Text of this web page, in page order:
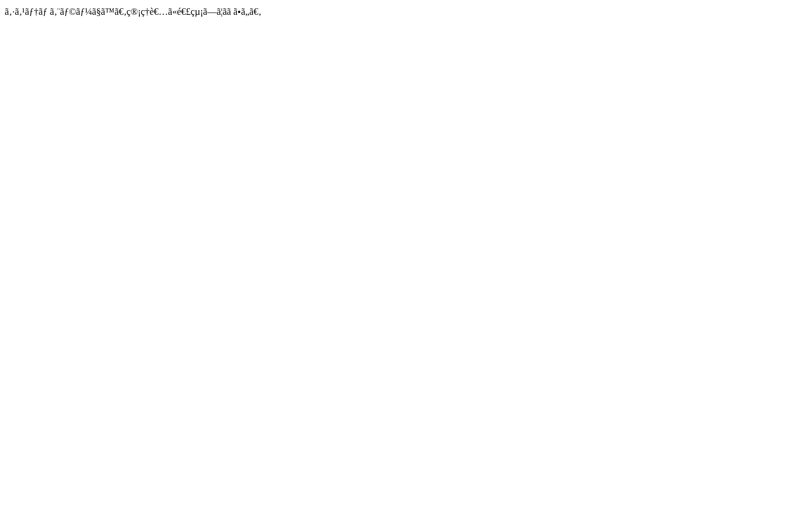
ã‚·ã‚¹ãƒ†ãƒ ã‚¨ãƒ©ãƒ¼ã§ã™ã€‚ç®¡ç†è€…ã«é€£çµ¡ã—ã¦ãã ã•ã„ã€‚